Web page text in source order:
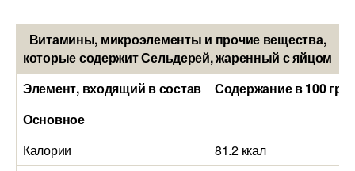
Витамины, микроэлементы и прочие вещества,
которые содержит Сельдерей, жаренный с яйцом
Элемент, входящий в состав
Содержание в 100
Основное
Калории
81.2 ккал